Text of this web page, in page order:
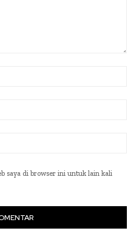
saya di browser ini untuk lain kali